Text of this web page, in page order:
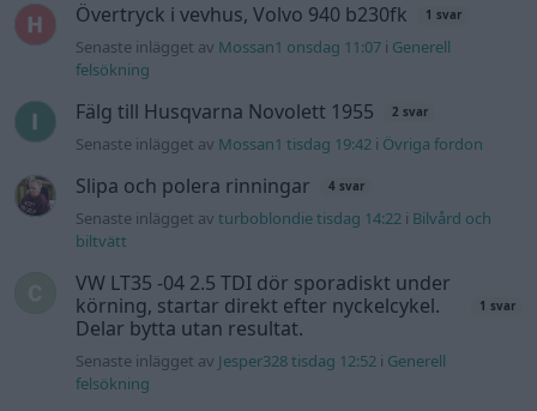
Övertryck i vevhus, Volvo 940 b230fk 1 svar
Senaste inlägget av Mossan1 onsdag 11:07 i Generell
felsökning
Fälg till Husqvarna Novolett 1955 2 svar
Senaste inlägget av Mossan1 tisdag 19:42 i Övriga fordon
Slipa och polera rinningar 4 svar
Senaste inlägget avturboblondie tisdag 14:22 i Bilvård och
biltvätt
VW LT35 -04 2.5 TDI dör sporadiskt under
körning, startar direkt efter nyckelcykel.
Delar bytta utan resultat.
1 svar
Senaste inlägget av Jesper328 tisdag 12:52 i Generell
felsökning